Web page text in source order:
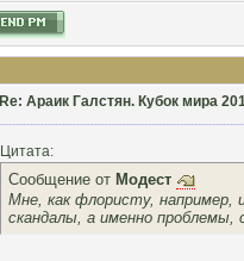
Re: Араик Галстян. Кубок мира
Цитата:
Сообщение от Модест
Мне, как флористу, например,
скандалы, а именно